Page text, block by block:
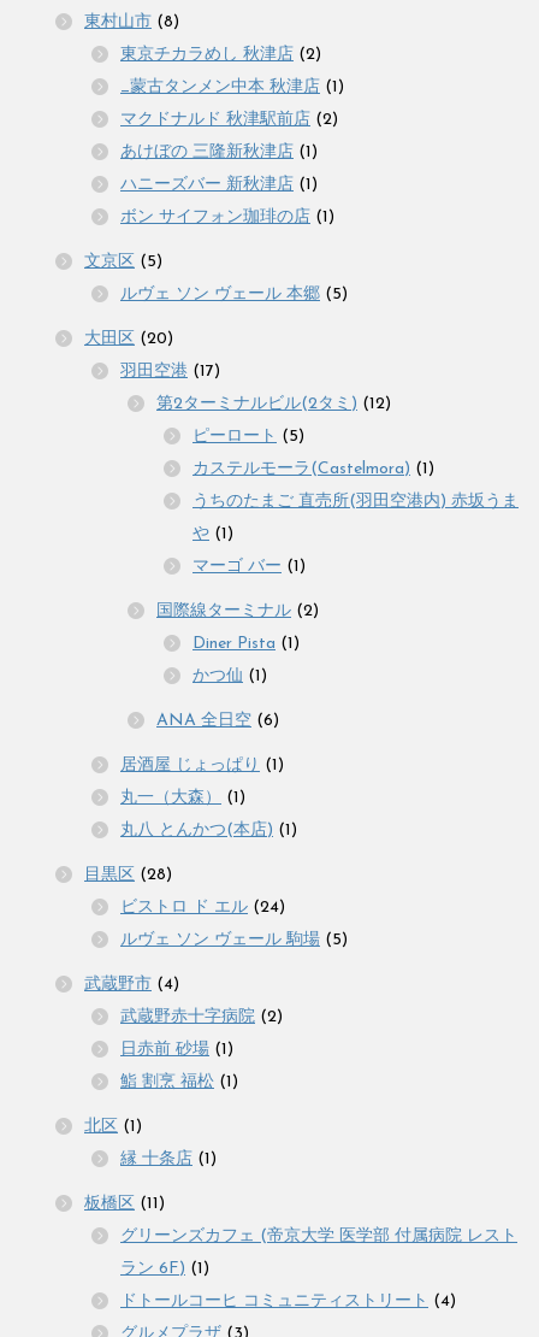
東村山市 (8)
東京チカラめし 秋津店 (2)
_蒙古タンメン中本 秋津店 (1)
マクドナルド 秋津駅前店 (2)
あけぼの 三隆新秋津店 (1)
ハニーズバー 新秋津店 (1)
ボン サイフォン珈琲の店 (1)
文京区 (5)
ルヴェ ソン ヴェール 本郷 (5)
大田区 (20)
羽田空港 (17)
第2ターミナルビル(2タミ) (12)
ピーロート (5)
カステルモーラ(Castelmora) (1)
うちのたまご 直売所(羽田空港内) 赤坂うま
や (1)
マーゴ バー (1)
国際線ターミナル (2)
Diner Pista (1)
かつ仙 (1)
ANA 全日空 (6)
居酒屋 じょっぱり (1)
丸一（大森）
(1)
丸八 とんかつ(本店) (1)
目黒区 (28)
ビストロ ド エル (24)
ルヴェ ソン ヴェール 駒場 (5)
武蔵野市 (4)
武蔵野赤十字病院 (2)
日赤前 砂場 (1)
鮨 割烹 福松 (1)
北区 (1)
縁 十条店 (1)
板橋区 (11)
グリーンズカフェ (帝京大学 医学部 付属病院 レスト
ラン 6F) (1)
ドトールコーヒ コミュニティストリート (4)